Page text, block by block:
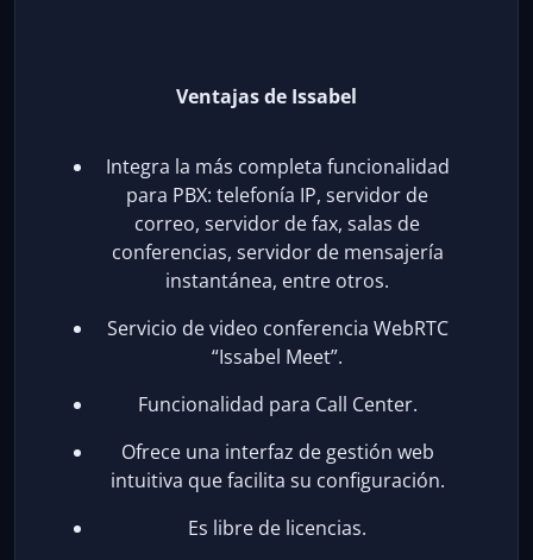
Ventajas de Issabel
Integra la más completa funcionalidad
para PBX: telefonía IP, servidor de
correo, servidor de fax, salas de
conferencias, servidor de mensajería
instantánea, entre otros.
Servicio de video conferencia WebRTC
“Issabel Meet”.
Funcionalidad para Call Center.
Ofrece una interfaz de gestión web
intuitiva que facilita su configuración.
Es libre de licencias.